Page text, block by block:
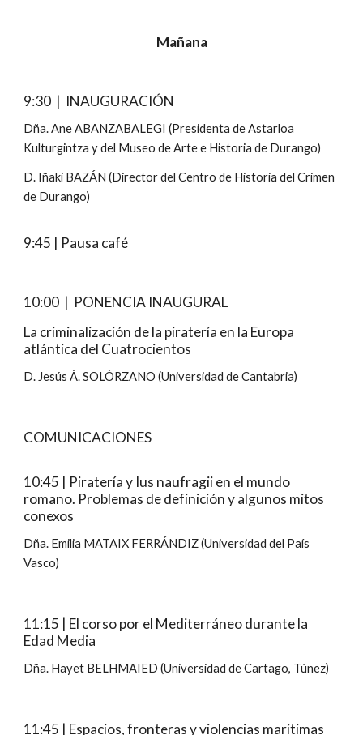
Mañana
9:30 | INAUGURACIÓN
Dña. Ane ABANZABALEGI (Presidenta de Astarloa
Kulturgintza y del Museo de Arte e Historia de Durango)
D. Iñaki BAZÁN (Director del Centro de Historia del Crimen
de Durango)
9:45 | Pausa café
10:00 | PONENCIA INAUGURAL
La criminalización de la piratería en la Europa
atlántica del Cuatrocientos
D. Jesús Á. SOLÓRZANO (Universidad de Cantabria)
COMUNICACIONES
10:45 | Piratería y Ius naufragii en el mundo
romano. Problemas de definición y algunos mitos
conexos
Dña. Emilia MATAIX FERRÁNDIZ (Universidad del País
Vasco)
11:15 | El corso por el Mediterráneo durante la
Edad Media
Dña. Hayet BELHMAIED (Universidad de Cartago, Túnez)
11:45 | Espacios, fronteras y violencias marítimas